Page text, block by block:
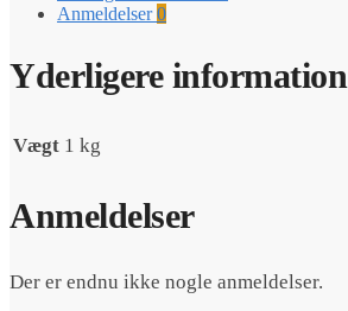
antal
Anmeldelser0
Yderligere information
Vægt 1 kg
Anmeldelser
Der er endnu ikke nogle anmeldelser.